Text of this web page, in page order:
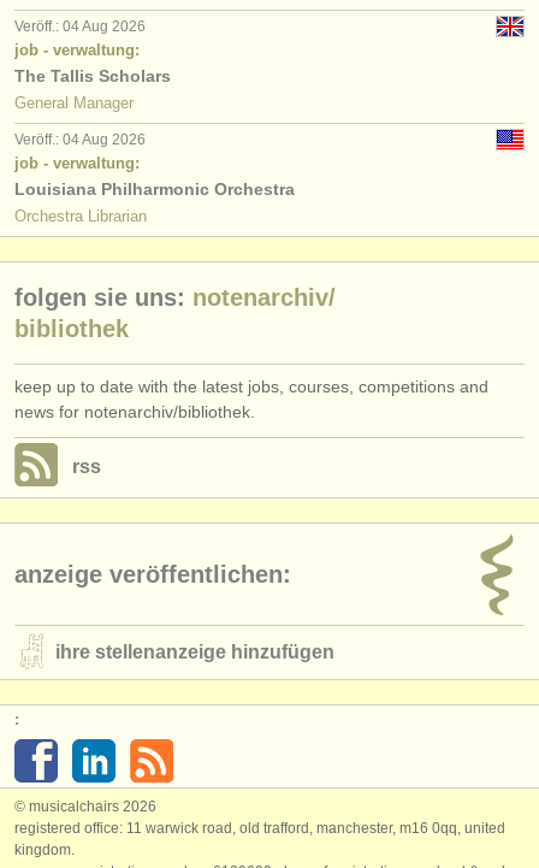
Veröff.: 04 Aug 2026
job - verwaltung:
The Tallis Scholars
General Manager
Veröff.: 04 Aug 2026
job - verwaltung:
Louisiana Philharmonic Orchestra
Orchestra Librarian
folgen sie uns: notenarchiv/
bibliothek
keep up to date with the latest jobs, courses, competitions and
news for notenarchiv/bibliothek.
rss
anzeige veröffentlichen:
ihre stellenanzeige hinzufügen
:
© musicalchairs 2026
registered office: 11 warwick road, old trafford, manchester, m16 0qq, united
kingdom.